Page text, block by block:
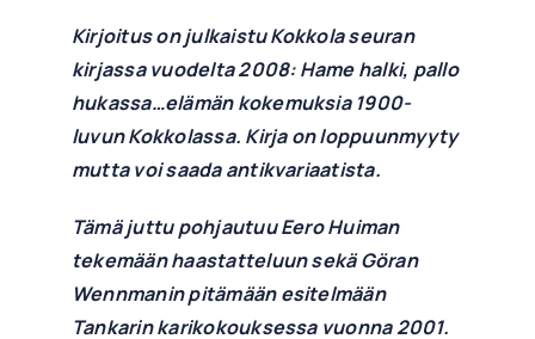
Kirjoitus on julkaistu Kokkola seuran
kirjassa vuodelta 2008:Hamehalki, pallo
hukassa…elämän kokemuksia 1900-
luvun Kokkolassa. Kirja on loppuunmyyty
mutta voi saada antikvariaatista.
Tämä juttu pohjautuu Eero Huiman
tekemään haastatteluun sekä Göran
Wennmanin pitämään esitelmään
Tankarin karikokouksessa vuonna 2001.